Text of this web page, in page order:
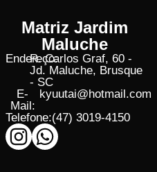
Matriz Jardim
Maluche
Endereço:
R. Carlos Graf, 60 -
Jd. Maluche, Brusque
- SC
E-
Mail:
kyuutai@hotmail.com
Telefone:(47) 3019-4150